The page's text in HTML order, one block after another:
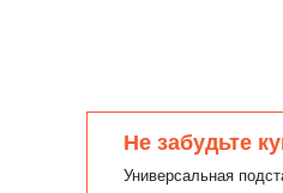
Не забудьте
Универсальная